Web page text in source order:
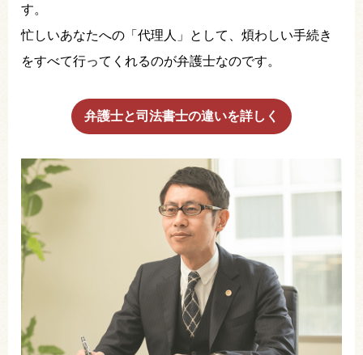
す。
忙しいあなたへの「代理人」として、煩わしい手続き
をすべて行ってくれるのが弁護士なのです。
弁護士と司法書士の違いを詳しく